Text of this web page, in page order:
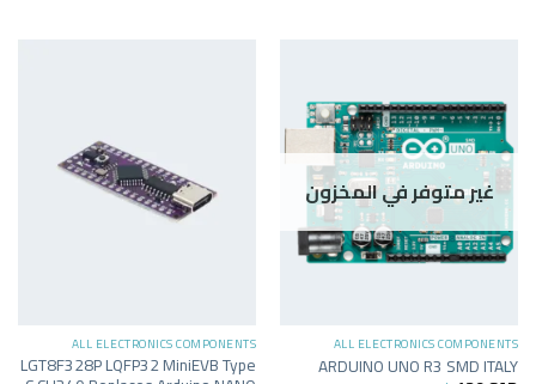
غير متوفر في المخزون
ALL ELECTRONICS COMPONENTS
ARDUINO UNO R3 SMD ITALY
ALL ELECTRONICS COMPONENTS
LGT8F328P LQFP32 MiniEVB Type